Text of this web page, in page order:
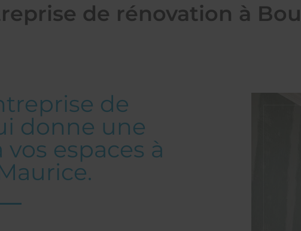
de rénovation à
de
donne une
espaces à